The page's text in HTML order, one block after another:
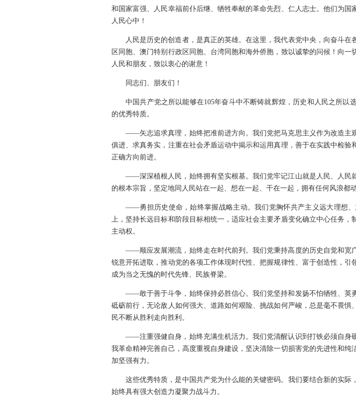
和国家富强、人民幸福前仆后继、牺牲奉献的革命先烈、仁人志士。他们为
人民心中！
人民是历史的创造者，是真正的英雄。在这里，我代表党中央，向奋斗
区同胞、澳门特别行政区同胞、台湾同胞和海外侨胞，致以诚挚的问候！向
人民和朋友，致以衷心的谢意！
同志们、朋友们！
中国共产党之所以能够在105年奋斗中不断铸就辉煌，历史和人民之所
的优秀特质。
——矢志追求真理，始终把准前进方向。我们党把马克思主义作为改造主
俱进、求真务实，注重在社会矛盾运动中揭示和运用真理，善于在实践中检
正确方向前进。
——深深植根人民，始终拥有坚实根基。我们党牢记江山就是人民、人民
的根本宗旨，坚定地同人民站在一起、想在一起、干在一起，拥有任何风浪都
——勇担历史使命，始终掌握战略主动。我们党胸怀共产主义远大理想
上，坚持长远目标和阶段目标相统一，适应社会主要矛盾变化确立中心任务
主动权。
——顺应发展潮流，始终走在时代前列。我们党秉持高度的历史自觉和宽
锐意开拓进取，推动党的各项工作体现时代性、把握规律性、富于创造性，
成为当之无愧的时代先锋、民族脊梁。
——敢于善于斗争，始终保持必胜信心。我们党坚持和发扬不怕牺牲、英
砥砺前行，无论敌人如何强大、道路如何艰险、挑战如何严峻，总是毫不畏
民不断从胜利走向胜利。
——注重强健自身，始终充满生机活力。我们党清醒认识到打铁必须自身
我革命精神完善自己，高度重视自身建设，坚决清除一切损害党的先进性和
加坚强有力。
这些优秀特质，是中国共产党为什么能的关键密码。我们要结合新的实
始终具有强大创造力凝聚力战斗力。